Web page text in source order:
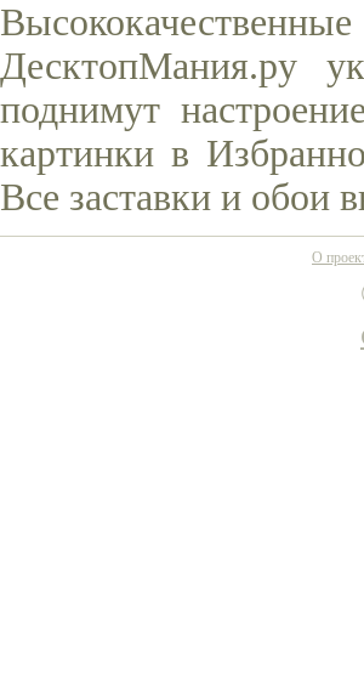
ДесктопМания.ру
поднимут
картинки в
Все заставки и обои
О